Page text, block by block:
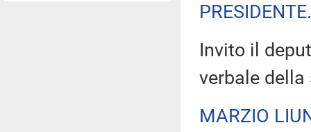
PRESIDENTE
Invito il
verbale della
MARZIO